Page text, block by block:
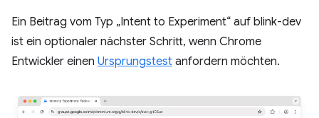
Ein Beitrag vom Typ „Intent to Experiment“ auf blink-dev
ist ein optionaler nächster Schritt, wenn Chrome
Entwickler einen Ursprungstest anfordern möchten.